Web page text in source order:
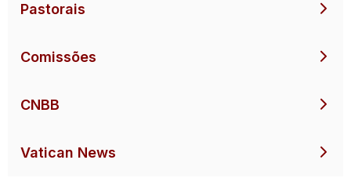
Pastorais
Comissões
CNBB
Vatican News